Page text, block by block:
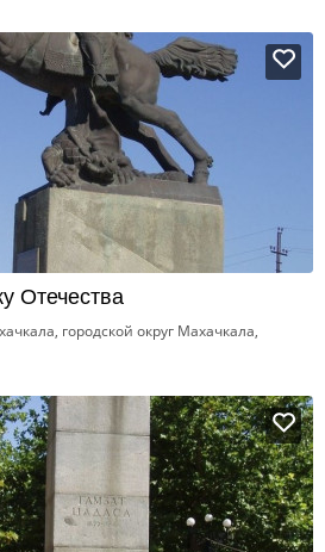
Отечества
городской округ Махачкала,